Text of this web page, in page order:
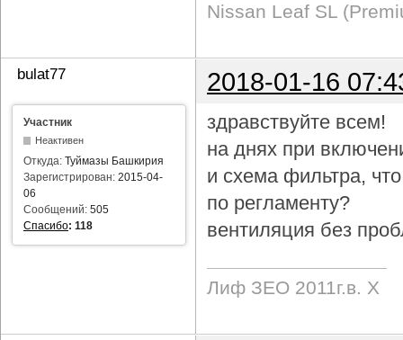
Nissan Leaf SL
bulat77 2018-01-16
Участник
Неактивен
Откуда: Туймазы Башкирия
Зарегистрирован: 2015-04-
06
Сообщений: 505
Спасибо: 118
здравствуйте всем!
на днях при
и схема фильтра,
по регламенту?
вентиляция без
Лиф ЗЕО 2011г.в. Х